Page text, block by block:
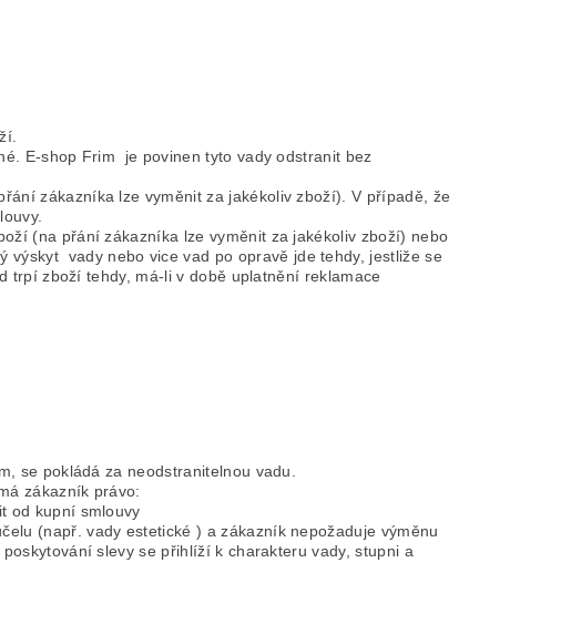
E-shop Frim je povinen tyto vady odstranit bez
zákazníka lze vyměnit za jakékoliv zboží). V případě, že
(na přání zákazníka lze vyměnit za jakékoliv zboží) nebo
výskyt vady nebo vice vad po opravě jde tehdy, jestliže se
trpí zboží tehdy, má-li v době uplatnění reklamace
se pokládá za neodstranitelnou vadu.
zákazník právo:
od kupní smlouvy
(např. vady estetické ) a zákazník nepožaduje výměnu
slevy se přihlíží k charakteru vady, stupni a